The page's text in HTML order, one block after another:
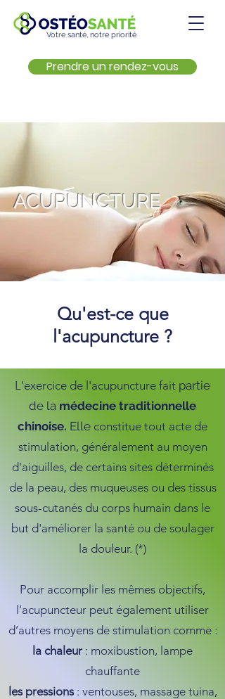
Votre santé, notre priorité
Prendre un rendez-vous
ACUPUNCTURE
Qu'est-ce que
l'acupuncture ?
L'exercice de l'acupuncture fait partie
de la médecine traditionnelle
chinoise. Elle constitue tout acte de
stimulation, généralement au moyen
d'aiguilles, de certains sites déterminés
de la peau, des muqueuses ou des tissus
sous-cutanés du corps humain dans le
but d'améliorer la santé ou de soulager
la douleur. (*)
Pour accomplir les mêmes objectifs,
l’acupuncteur peut également utiliser
d’autres moyens de stimulation comme :
la chaleur : moxibustion, lampe
chauffante
les pressions: ventouses, massage tuina,